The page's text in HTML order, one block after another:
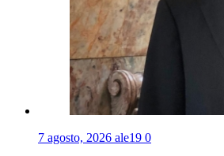
7 agosto, 2026 ale19 0